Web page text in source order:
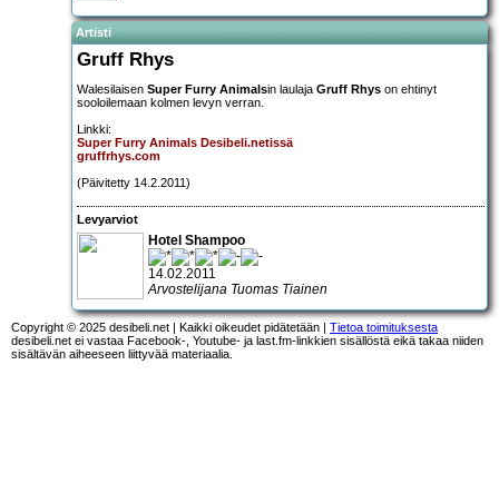
Artisti
Gruff Rhys
Walesilaisen Super Furry Animalsin laulaja Gruff Rhys on ehtinyt
sooloilemaan kolmen levyn verran.
Linkki:
Super Furry Animals Desibeli.netissä
gruffrhys.com
(Päivitetty 14.2.2011)
Levyarviot
Hotel Shampoo
14.02.2011
Arvostelijana Tuomas Tiainen
Copyright © 2025 desibeli.net | Kaikki oikeudet pidätetään | Tietoa toimituksesta
desibeli.net ei vastaa Facebook-, Youtube- ja last.fm-linkkien sisällöstä eikä takaa niiden
sisältävän aiheeseen liittyvää materiaalia.